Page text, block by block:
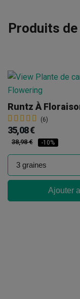
Produits
Runtz À
(6)
35,08 €
38,98 € -10%
Ajouter